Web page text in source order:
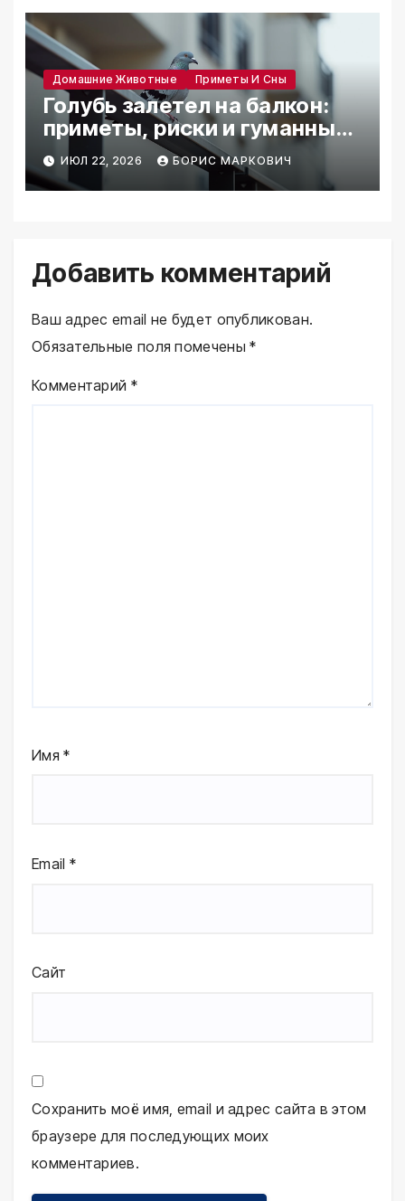
Домашние Животные Приметы И Сны
Голубь залетел на балкон:
приметы, риски и гуманные
решения
ИЮЛ 22, 2026 БОРИС МАРКОВИЧ
Добавить комментарий
Ваш адрес email не будет опубликован.
Обязательные поля помечены*
Комментарий *
Имя*
Email *
Сайт
Сохранить моё имя, email и адрес сайта в этом
браузере для последующих моих
комментариев.